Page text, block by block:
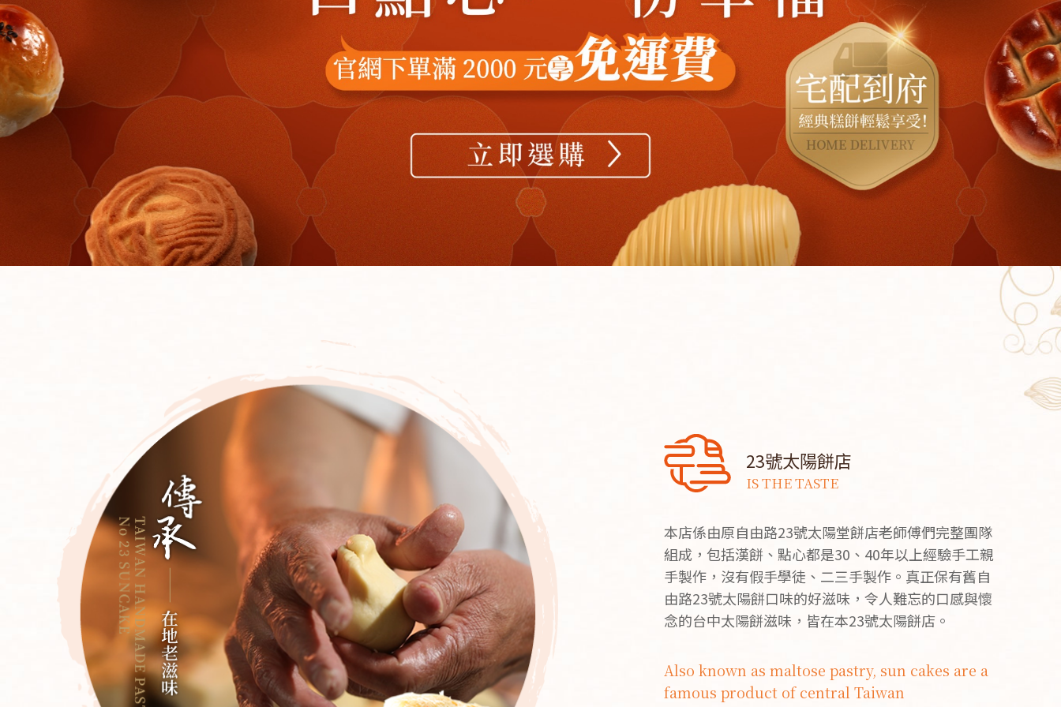
23號太陽餅店
IS THE TASTE
本店係由原自由路23號太陽堂餅店老師傅們完整團隊
組成，包括漢餅、點心都是30、40年以上經驗手工親
手製作，沒有假手學徒、二三手製作。真正保有舊自
由路23號太陽餅口味的好滋味，令人難忘的口感與懷
念的台中太陽餅滋味，皆在本23號太陽餅店。
Also known as maltose pastry, sun cakes are a
famous product of central Taiwan